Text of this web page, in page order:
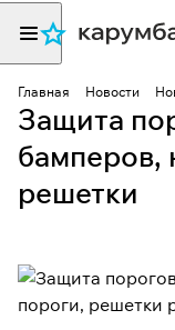
Главная Новости
Защита
бамперов,
решетки